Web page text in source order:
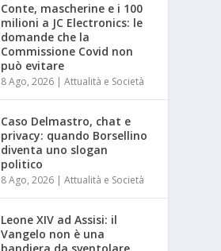
Conte, mascherine e i 100
milioni a JC Electronics: le
domande che la
Commissione Covid non
può evitare
8 Ago, 2026 |Attualità e Società
Caso Delmastro, chat e
privacy: quando Borsellino
diventa uno slogan
politico
8 Ago, 2026 |Attualità e Società
Leone XIV ad Assisi: il
Vangelo non è una